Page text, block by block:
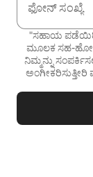
ಫೋನ್ ಸಂಖ್ಯೆ
"ಸಹಾಯ
ಮೂಲಕ ಸಹ-
ನಿಮ್ಮನ್ನು
ಅಂಗೀಕರಿಸುತ್ತೀರಿ